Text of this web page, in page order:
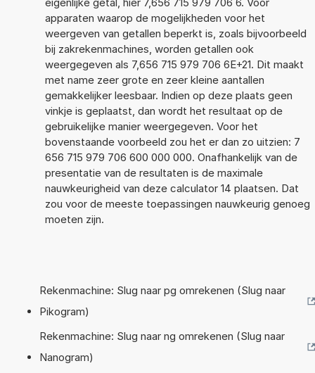
apparaten waarop de mogelijkheden voor het
weergeven van getallen beperkt is, zoals bijvoorbeeld
bij zakrekenmachines, worden getallen ook
weergegeven als 7,656 715 979 706 6E+21. Dit maakt
met name zeer grote en zeer kleine aantallen
gemakkelijker leesbaar. Indien op deze plaats geen
vinkje is geplaatst, dan wordt het resultaat op de
gebruikelijke manier weergegeven. Voor het
bovenstaande voorbeeld zou het er dan zo uitzien: 7
656 715 979 706 600 000 000. Onafhankelijk van de
presentatie van de resultaten is de maximale
nauwkeurigheid van deze calculator 14 plaatsen. Dat
zou voor de meeste toepassingen nauwkeurig genoeg
moeten zijn.
Rekenmachine: Slug naar pg omrekenen (Slug naar
Pikogram)
Rekenmachine: Slug naar ng omrekenen (Slug naar
Nanogram)